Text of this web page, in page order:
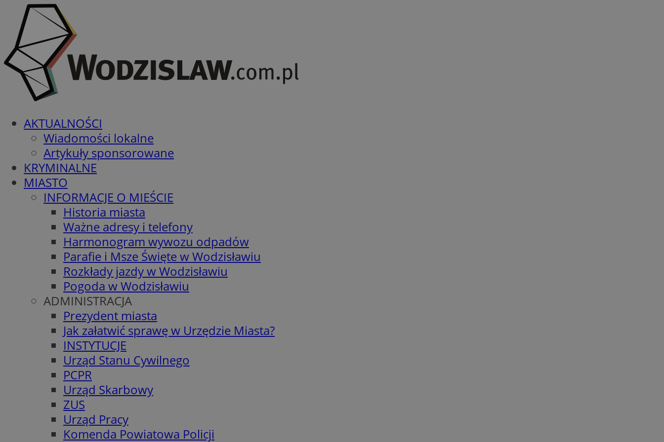
AKTUALNOŚCI
Wiadomości lokalne
Artykuły sponsorowane
KRYMINALNE
MIASTO
INFORMACJE O MIEŚCIE
Historia miasta
Ważne adresy i telefony
Harmonogram wywozu odpadów
Parafie i Msze Święte w Wodzisławiu
Rozkłady jazdy w Wodzisławiu
Pogoda w Wodzisławiu
ADMINISTRACJA
Prezydent miasta
Jak załatwić sprawę w Urzędzie Miasta?
INSTYTUCJE
Urząd Stanu Cywilnego
PCPR
Urząd Skarbowy
ZUS
Urząd Pracy
Komenda Powiatowa Policji